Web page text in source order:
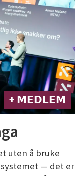
+ 𝗠𝗘𝗗𝗟𝗘𝗠
uten å bruke
— det er